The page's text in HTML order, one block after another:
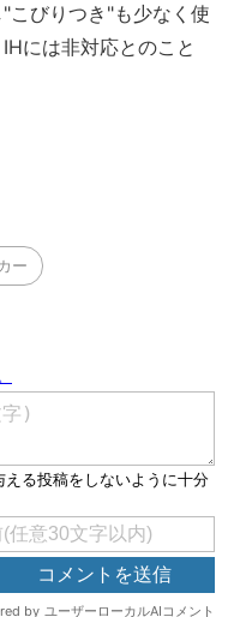
こびりつき"も少なく使
には非対応とのこと
ー